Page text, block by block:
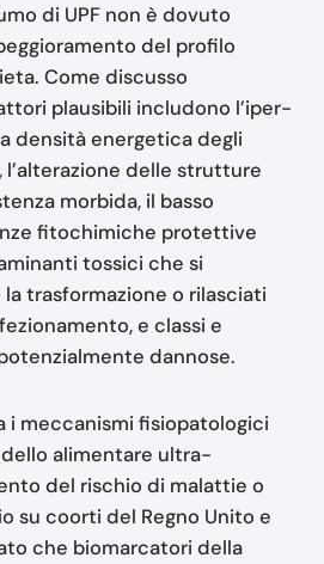
di UPF non è dovuto
del profilo
Come discusso
plausibili includono l’iper-
densità energetica degli
delle strutture
morbida, il basso
fitochimiche protettive
tossici che si
trasformazione o rilasciati
e classi e
dannose.
i meccanismi fisiopatologici
alimentare ultra-
del rischio di malattie o
su coorti del Regno Unito e
che biomarcatori della